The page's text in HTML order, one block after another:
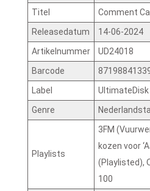
Titel
Comment
Releasedatum
14-06-2024
Artikelnummer
UD24018
Barcode
Label
UltimateDisk
Genre
Playlists
3FM
kozen voor
(Playlisted),
100